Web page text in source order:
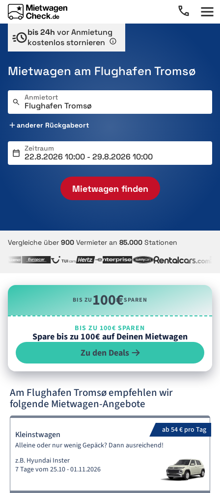
bis 24h vor Anmietung
kostenlos stornieren
Mietwagen am Flughafen Tromsø
Anmietort
anderer Rückgabeort
Zeitraum
Mietwagen finden
Vergleiche über 900 Vermieter an 85.000 Stationen
BIS ZU100€SPAREN
BIS ZU 100€ SPAREN
Spare bis zu 100€ auf Deinen Mietwagen
Zu den Deals
Am Flughafen Tromsø empfehlen wir
folgende Mietwagen-Angebote
ab 54 € pro Tag
Kleinstwagen
Alleine oder nur wenig Gepäck? Dann ausreichend!
z.B. Hyundai Inster
7 Tage vom 25.10 - 01.11.2026